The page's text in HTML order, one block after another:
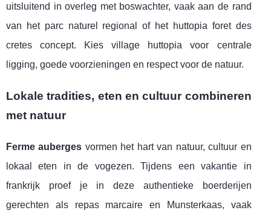
uitsluitend in overleg met boswachter, vaak aan de rand
van het parc naturel regional of het huttopia foret des
cretes concept. Kies village huttopia voor centrale
ligging, goede voorzieningen en respect voor de natuur.
Lokale tradities, eten en cultuur combineren
met natuur
Ferme auberges vormen het hart van natuur, cultuur en
lokaal eten in de vogezen. Tijdens een vakantie in
frankrijk proef je in deze authentieke boerderijen
gerechten als repas marcaire en Munsterkaas, vaak